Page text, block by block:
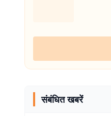
संबंधित खबरें